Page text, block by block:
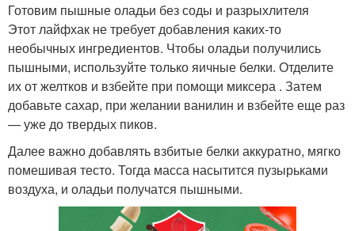
Готовим пышные оладьи без соды и разрыхлителя
Этот лайфхак не требует добавления каких-то
необычных ингредиентов. Чтобы оладьи получились
пышными, используйте только яичные белки. Отделите
их от желтков и взбейте при помощи миксера . Затем
добавьте сахар, при желании ванилин и взбейте еще раз
— уже до твердых пиков.
Далее важно добавлять взбитые белки аккуратно, мягко
помешивая тесто. Тогда масса насытится пузырьками
воздуха, и оладьи получатся пышными.